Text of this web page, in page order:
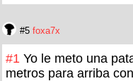
#5 foxa7x
#1 Yo le meto una
metros para arriba